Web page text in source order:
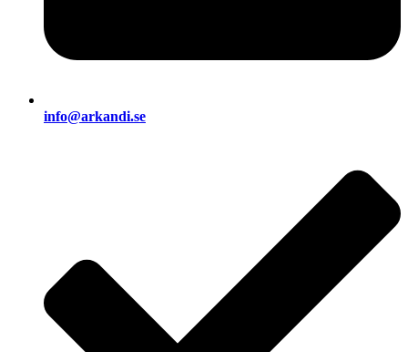
info@arkandi.se